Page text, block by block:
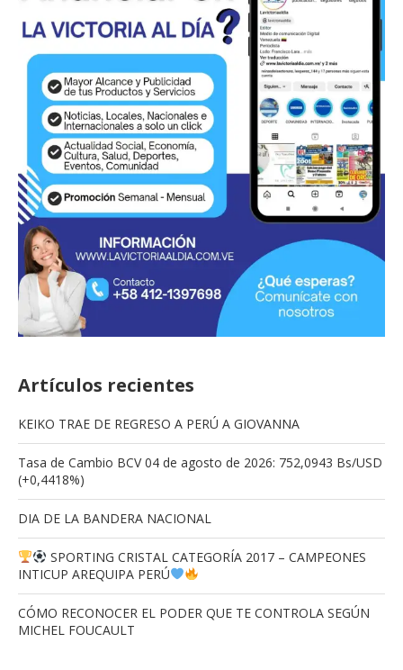
Artículos recientes
KEIKO TRAE DE REGRESO A PERÚ A GIOVANNA
Tasa de Cambio BCV 04 de agosto de 2026: 752,0943 Bs/USD
(+0,4418%)
DIA DE LA BANDERA NACIONAL
SPORTING CRISTAL CATEGORÍA 2017 – CAMPEONES
INTICUP AREQUIPA PERÚ
CÓMO RECONOCER EL PODER QUE TE CONTROLA SEGÚN
MICHEL FOUCAULT